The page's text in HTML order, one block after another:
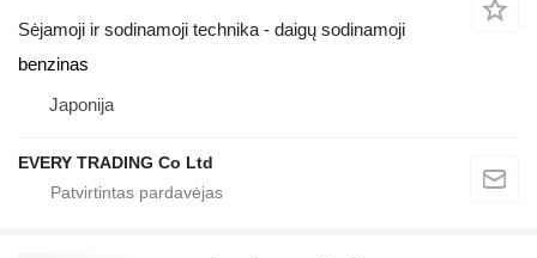
Sėjamoji ir sodinamoji technika - daigų sodinamoji
benzinas
Japonija
EVERY TRADING Co Ltd